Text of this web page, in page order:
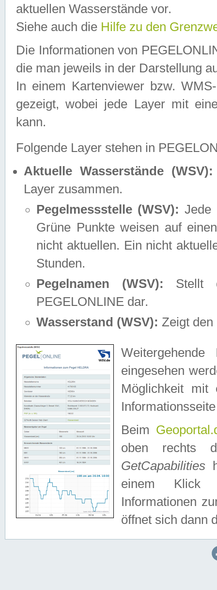
aktuellen Wasserstände vor.
Siehe auch die Hilfe zu den
Die Informationen von
die man jeweils in der Darstellung
In einem Kartenviewer bzw.
gezeigt, wobei jede Layer mit
kann.
Folgende Layer stehen in
Aktuelle Wasserstände (WSV):
Layer zusammen.
Pegelmessstelle (WSV): Jede
Grüne Punkte weisen auf
nicht aktuellen. Ein nicht
Stunden.
Pegelnamen (WSV): Stellt
PEGELONLINE dar.
Wasserstand (WSV): Zeigt den
eingesehen
Möglichkeit mit
Beim
oben rechts
GetCapabilities
einem Klick
Informationen
öffnet sich dann